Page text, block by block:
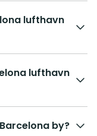
lufthavn
lufthavn
by?